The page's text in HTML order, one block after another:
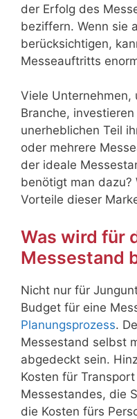
der Erfolg des
beziffern. Wenn sie
berücksichtigen,
Messeauftritts
Viele Unternehmen,
Branche,
unerheblichen Teil
oder mehrere
der ideale
benötigt man dazu?
Vorteile dieser
Was wird für
Messestand
Nicht nur für
Budget für eine
Planungsprozess.
Messestand selbst
abgedeckt sein.
Kosten für
Messestandes, die
die Kosten fürs